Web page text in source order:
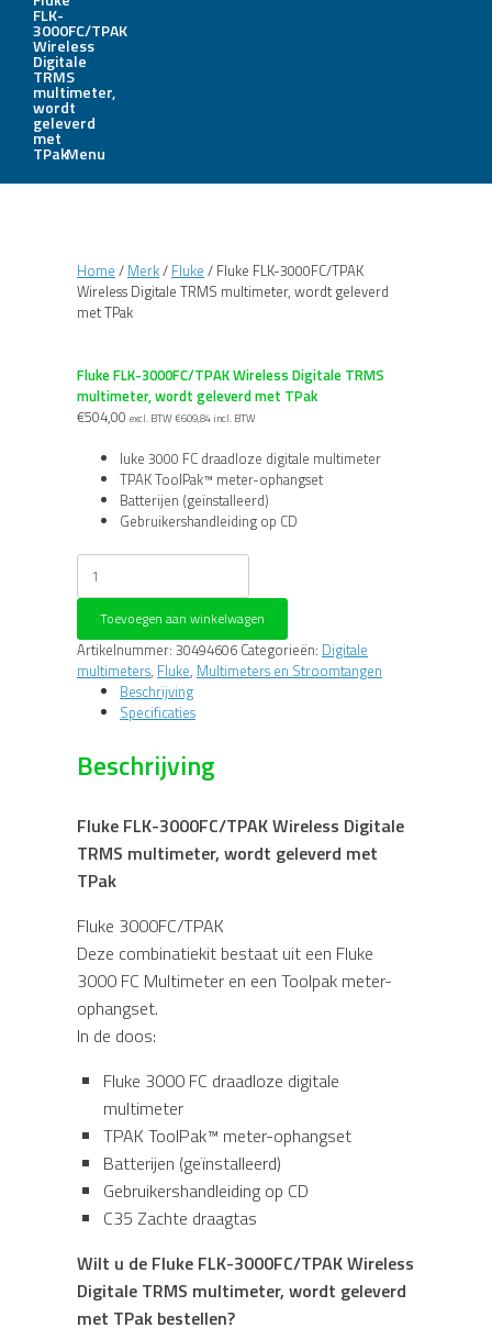
Menu
Home / Merk/ Fluke / Fluke FLK-3000FC/TPAK
Wireless Digitale TRMS multimeter, wordt geleverd
met TPak
Fluke FLK-3000FC/TPAK Wireless Digitale TRMS
multimeter, wordt geleverd met TPak
€504,00 excl. BTW €609,84 incl. BTW
luke 3000 FC draadloze digitale multimeter
TPAK ToolPak™ meter-ophangset
Batterijen (geïnstalleerd)
Gebruikershandleiding op CD
Fluke
FLK-
3000FC/TPAK
Wireless
Digitale
TRMS
multimeter,
wordt
TPak
Toevoegen aan winkelwagen
Artikelnummer: 30494606 Categorieën: Digitale
multimeters, Fluke, Multimeters en Stroomtangen
Beschrijving
Specificaties
Beschrijving
Fluke FLK-3000FC/TPAK Wireless Digitale
TRMS multimeter, wordt geleverd met
TPak
Fluke 3000FC/TPAK
Deze combinatiekit bestaat uit een Fluke
3000 FC Multimeter en een Toolpak meter-
ophangset.
In de doos:
Fluke 3000 FC draadloze digitale
multimeter
TPAK ToolPak™ meter-ophangset
Batterijen (geïnstalleerd)
Gebruikershandleiding op CD
C35 Zachte draagtas
Wilt u de Fluke FLK-3000FC/TPAK Wireless
Digitale TRMS multimeter, wordt geleverd
met TPak bestellen?